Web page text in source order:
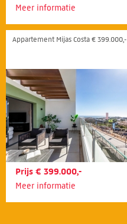
Meer informatie
Appartement Mijas Costa € 399.000,-
Prijs € 399.000,-
Meer informatie